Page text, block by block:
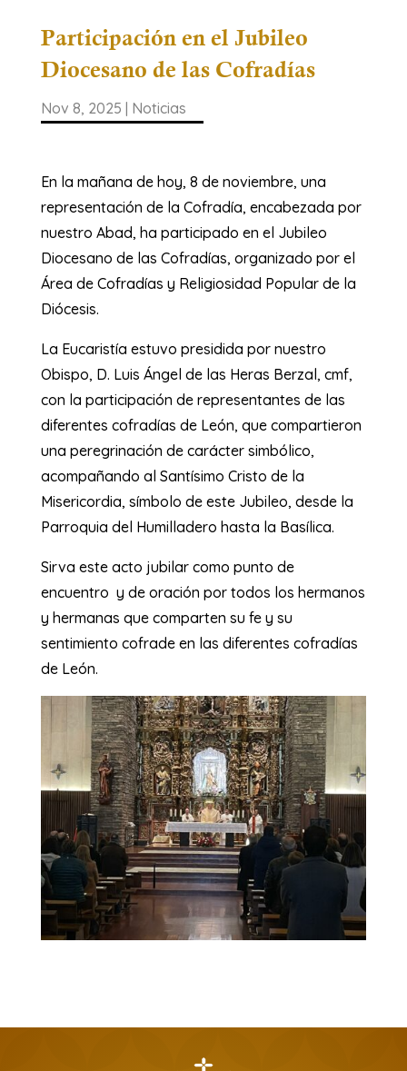
Participación en el Jubileo
Diocesano de las Cofradías
Nov 8, 2025 Noticias
En la mañana de hoy, 8 de noviembre, una
representación de la Cofradía, encabezada por
nuestro Abad, ha participado en el Jubileo
Diocesano de las Cofradías, organizado por el
Área de Cofradías y Religiosidad Popular de la
Diócesis.
La Eucaristía estuvo presidida por nuestro
Obispo, D. Luis Ángel de las Heras Berzal, cmf,
con la participación de representantes de las
diferentes cofradías de León, que compartieron
una peregrinación de carácter simbólico,
acompañando al Santísimo Cristo de la
Misericordia, símbolo de este Jubileo, desde la
Parroquia del Humilladero hasta la Basílica.
Sirva este acto jubilar como punto de
encuentro y de oración por todos los hermanos
y hermanas que comparten su fe y su
sentimiento cofrade en las diferentes cofradías
de León.